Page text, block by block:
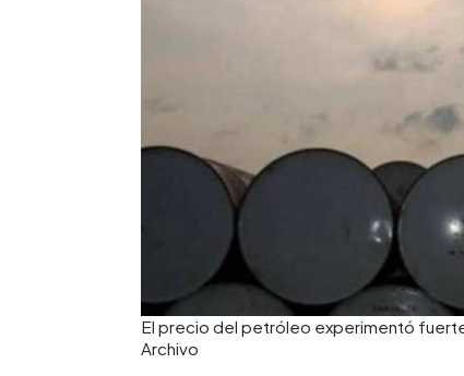
El precio del petróleo experimentó
Archivo